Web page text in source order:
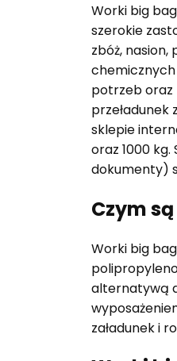
Worki big
szerokie
zbóż,
potrzeb oraz
przeładunek
sklepie
oraz 1000
dokumenty)
Czym
Worki big
alternatywą
załadunek i